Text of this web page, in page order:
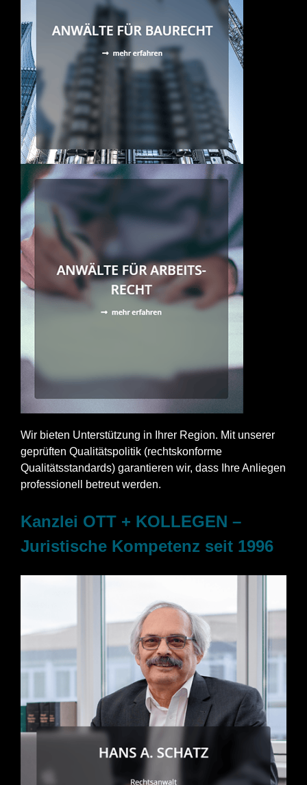
Wir bieten Unterstützung in Ihrer Region. Mit unserer
geprüften Qualitätspolitik (rechtskonforme
Qualitätsstandards) garantieren wir, dass Ihre Anliegen
professionell betreut werden.
Kanzlei OTT + KOLLEGEN –
Juristische Kompetenz seit 1996